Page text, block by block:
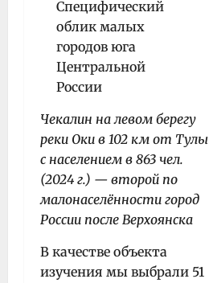
Чекалин на левом берегу
реки Оки в 102 км от Тулы
с населением в 863 чел.
(2024 г.) — второй по
малонаселённости город
России после Верхоянска
В качестве объекта
изучения мы выбрали 51